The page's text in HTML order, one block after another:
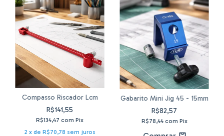
Compasso Riscador Lcm
R$141,55
R$134,47 com Pix
2 x de R$70,78 sem juros
Gabarito Mini Jig 45 - 15mm
R$82,57
R$78,44com Pix